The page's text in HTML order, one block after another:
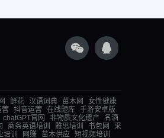
鲜花 汉语词典 苗木网
女性健康
营 抖音运营 在线题库 手游安卓版
chatGPT官网 非物质文化遗产
名酒
商务英语培训 雅思培训 书包网
采
培训 网赚 苗木供应 短视频培训